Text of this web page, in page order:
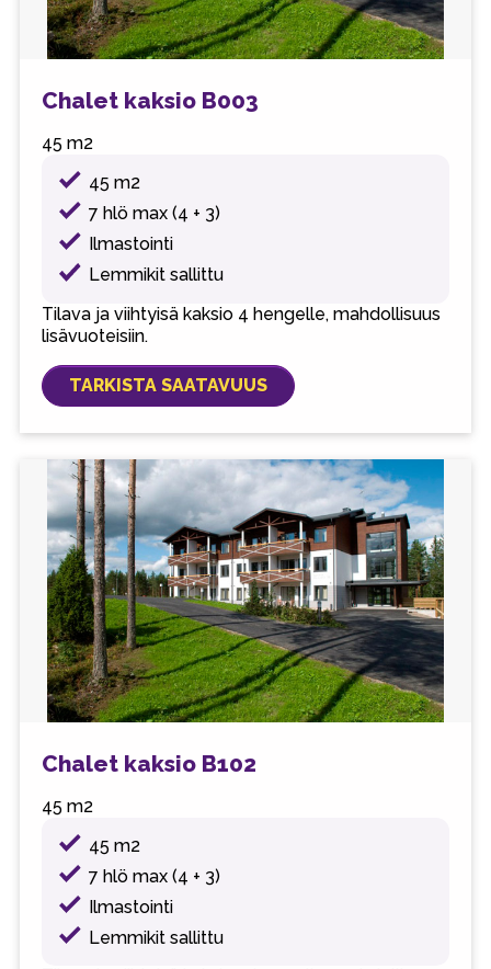
Chalet kaksio B003
45 m2
45 m2
7 hlö max (4 + 3)
Ilmastointi
Lemmikit sallittu
Tilava ja viihtyisä kaksio 4 hengelle, mahdollisuus
lisävuoteisiin.
TARKISTA SAATAVUUS
Chalet kaksio B102
45 m2
45 m2
7 hlö max (4 + 3)
Ilmastointi
Lemmikit sallittu